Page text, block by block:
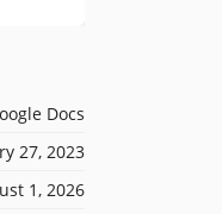
Docs
27, 2023
1, 2026